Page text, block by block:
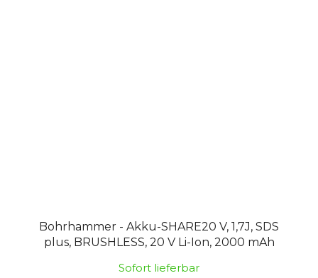
Bohrhammer - Akku-SHARE20 V, 1,7J, SDS
plus, BRUSHLESS, 20 V Li-Ion, 2000 mAh
Sofort lieferbar